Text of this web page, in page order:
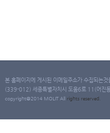
본 홈페이지에 게시된 이메일주소가 수집되는
(339-012) 세종특별자치시 도움6로 11(어
copyright@2014 MOLIT All rights reserved.